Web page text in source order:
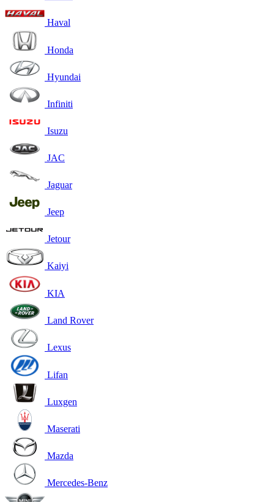
Haval
Honda
Hyundai
Infiniti
Isuzu
JAC
Jaguar
Jeep
Jetour
Kaiyi
KIA
Land Rover
Lexus
Lifan
Luxgen
Maserati
Mazda
Mercedes-Benz